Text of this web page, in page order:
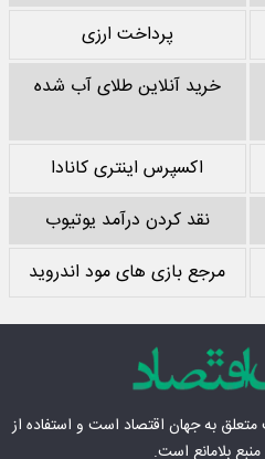
پرداخت ارزی
خرید آنلاین طلای آب شده
اکسپرس اینتری کانادا
نقد کردن درآمد یوتیوب
مرجع بازی های مود اندروید
متعلق بهجهان اقتصاد است و استفاده از
بلامانع است.